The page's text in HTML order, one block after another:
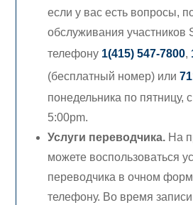
если у вас есть вопросы,
обслуживания участников
телефону 1(415) 547-7800,
(бесплатный номер) или
понедельника по пятницу,
5:00pm.
Услуги переводчика. На
можете воспользоваться
переводчика в очном
телефону. Во время